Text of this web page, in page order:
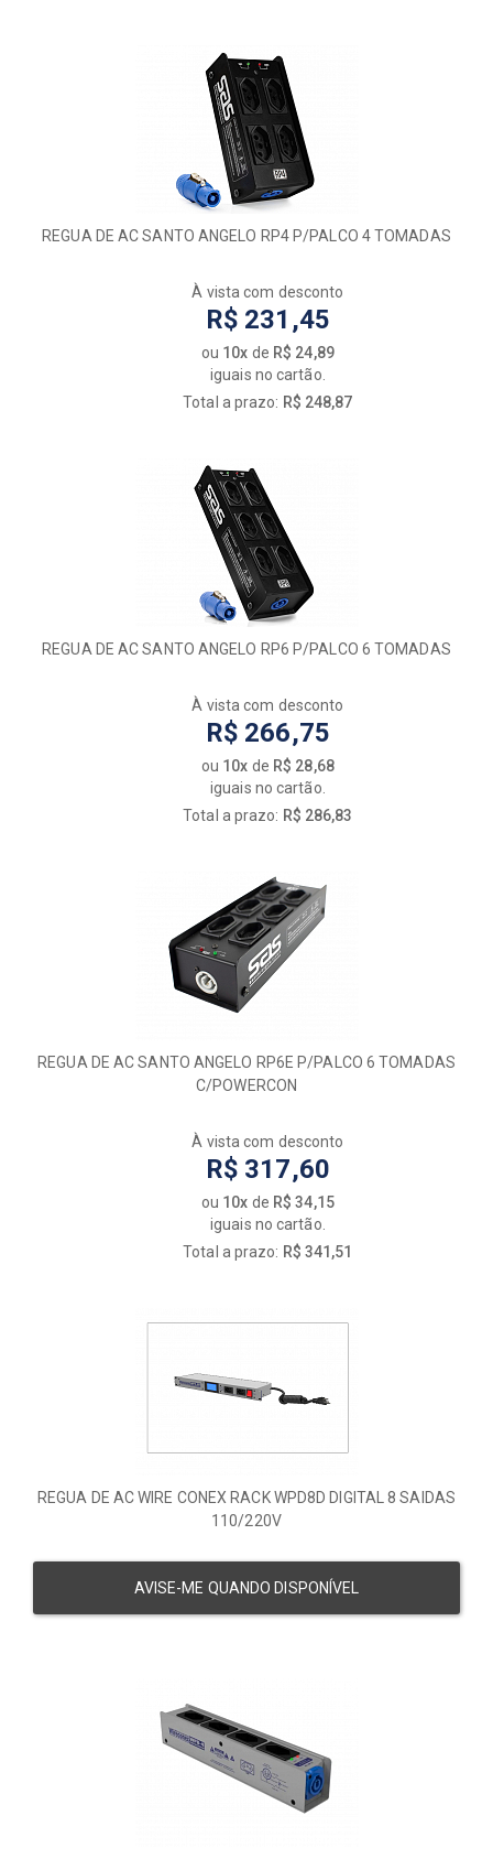
REGUA DE AC SANTO ANGELO RP4 P/PALCO 4 TOMADAS
À vista com desconto
R$ 231,45
ou 10x de R$ 24,89
iguais no cartão.
Total a prazo: R$ 248,87
REGUA DE AC SANTO ANGELO RP6 P/PALCO 6 TOMADAS
À vista com desconto
R$ 266,75
ou 10x de R$ 28,68
iguais no cartão.
Total a prazo: R$ 286,83
REGUA DE AC SANTO ANGELO RP6E P/PALCO 6 TOMADAS
C/POWERCON
À vista com desconto
R$ 317,60
ou 10x de R$ 34,15
iguais no cartão.
Total a prazo: R$ 341,51
REGUA DE AC WIRE CONEX RACK WPD8D DIGITAL 8 SAIDAS
110/220V
AVISE-ME QUANDO DISPONÍVEL